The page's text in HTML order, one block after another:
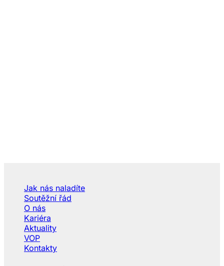
Jak nás naladíte
Soutěžní řád
O nás
Kariéra
Aktuality
VOP
Kontakty